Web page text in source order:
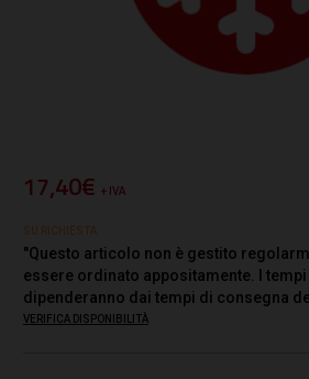
17,40€ + IVA
SU RICHIESTA
"Questo articolo non è gestito
essere ordinato appositamente. I
dipenderanno dai tempi di consegna
VERIFICA DISPONIBILITÀ